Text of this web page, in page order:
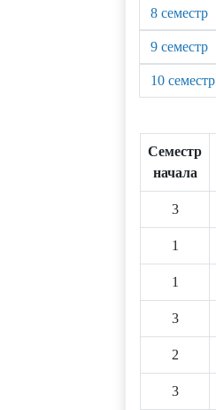
8 семестр
9 семестр
10 семестр
Семестр
начала
3
1
1
3
2
3